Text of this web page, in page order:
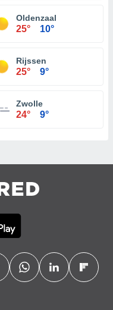
Oldenzaal
25° 10°
Rijssen
25° 9°
Zwolle
24° 9°